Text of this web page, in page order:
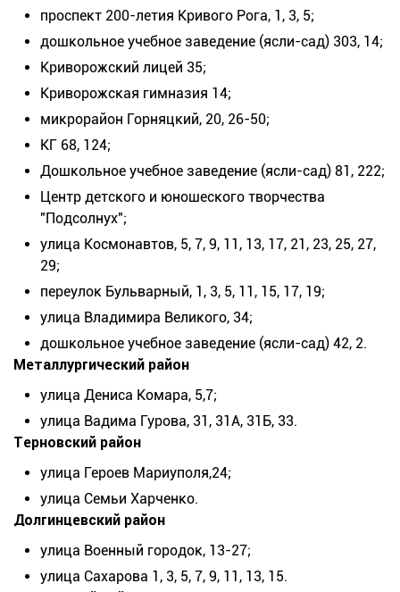
проспект 200-летия Кривого Рога, 1, 3, 5;
дошкольное учебное заведение (ясли-сад) 303, 14;
Криворожский лицей 35;
Криворожская гимназия 14;
микрорайон Горняцкий, 20, 26-50;
КГ 68, 124;
Дошкольное учебное заведение (ясли-сад) 81, 222;
Центр детского и юношеского творчества
"Подсолнух";
улица Космонавтов, 5, 7, 9, 11, 13, 17, 21, 23, 25, 27,
29;
переулок Бульварный, 1, 3, 5, 11, 15, 17, 19;
улица Владимира Великого, 34;
дошкольное учебное заведение (ясли-сад) 42, 2.
Металлургический район
улица Дениса Комара, 5,7;
улица Вадима Гурова, 31, 31А, 31Б, 33.
Терновский район
улица Героев Мариуполя,24;
улица Семьи Харченко.
Долгинцевский район
улица Военный городок, 13-27;
улица Сахарова 1, 3, 5, 7, 9, 11, 13, 15.